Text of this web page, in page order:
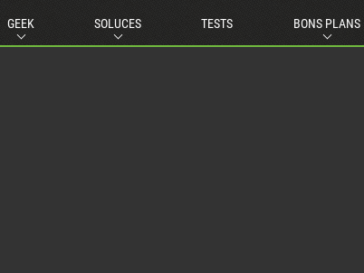
GEEK SOLUCES TESTS BONS PLANS